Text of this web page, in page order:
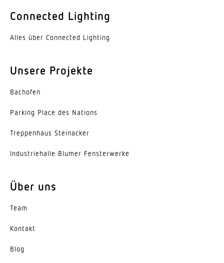
Farbe
Aluminium
38°
Energieeffizienzklasse
C
Herstellergarantie
Variante
Connected Lighting
Alles über Connected Lighting
Unsere Projekte
Bachofen
Parking Place des Nations
Trep­penhaus Steinacker
Indus­trie­halle Blumer Fensterwerke
Über uns
Team
Kontakt
Blog